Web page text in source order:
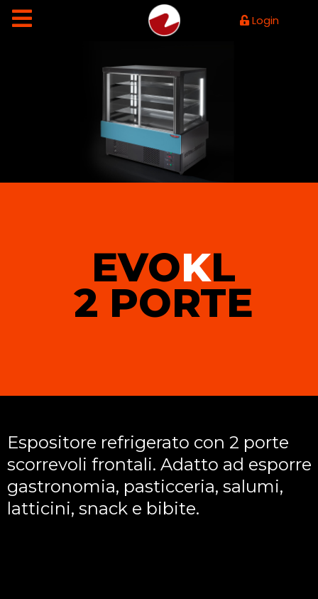
Login
EVOKL
2 PORTE
Espositore refrigerato con 2 porte
scorrevoli frontali. Adatto ad esporre
gastronomia, pasticceria, salumi,
latticini, snack e bibite.